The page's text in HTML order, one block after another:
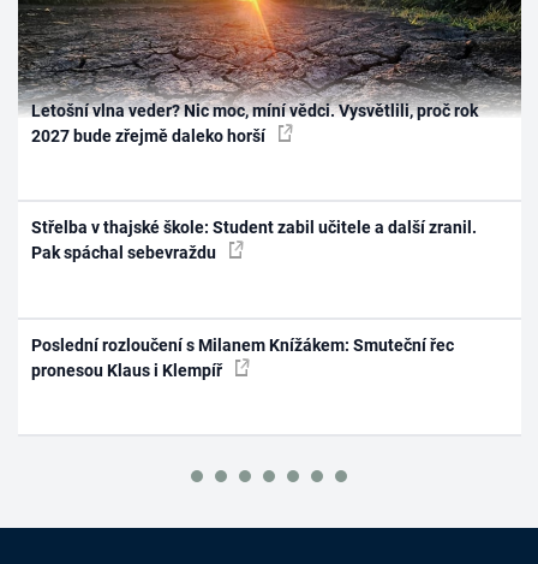
Letošní vlna veder? Nic moc, míní vědci. Vysvětlili, proč rok
2027 bude zřejmě daleko horší
Střelba v thajské škole: Student zabil učitele a další zranil.
Pak spáchal sebevraždu
Poslední rozloučení s Milanem Knížákem: Smuteční řec
pronesou Klaus i Klempíř